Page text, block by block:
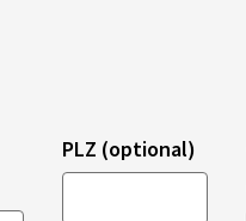
PLZ (optional)